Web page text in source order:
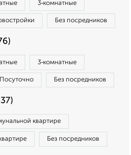
3‑комнатные
Без посредников
3‑комнатные
Посуточно Без посредников
квартире
Без посредников